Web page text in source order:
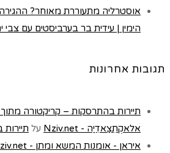
אוסטרליה מתעוררת מאוחר?
הימין | עידית בר בערביסטים עם צבי
תגובות אחרונות
תיירות בהתרסקות – קריקטורה מתוך
אלאקְתִצַאדִיַה - Nziv.net
על
איראן - אומנות המשא ומתן - Nziv.net